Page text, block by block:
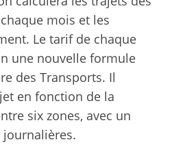
mois et les
Le tarif de chaque
une nouvelle formule
des Transports. Il
en fonction de la
six zones, avec un